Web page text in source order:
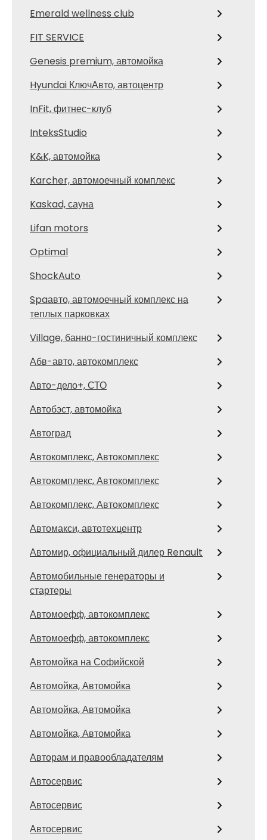
Emerald wellness club
FIT SERVICE
Genesis premium, автомойка
Hyundai КлючАвто, автоцентр
InFit, фитнес-клуб
InteksStudio
K&K, автомойка
Karcher, автомоечный комплекс
Kaskad, сауна
Lifan motors
Optimal
ShockAuto
Spaавто, автомоечный комплекс на
теплых парковках
Village, банно-гостиничный комплекс
Абв-авто, автокомплекс
Авто-дело+, СТО
Автобэст, автомойка
Автоград
Автокомплекс, Автокомплекс
Автокомплекс, Автокомплекс
Автокомплекс, Автокомплекс
Автомакси, автотехцентр
Автомир, официальный дилер Renault
Автомобильные генераторы и
стартеры
Автомоефф, автокомплекс
Автомоефф, автокомплекс
Автомойка на Софийской
Автомойка, Автомойка
Автомойка, Автомойка
Автомойка, Автомойка
Авторам и правообладателям
Автосервис
Автосервис
Автосервис